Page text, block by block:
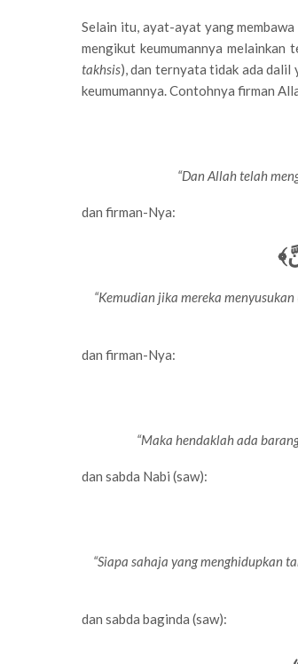
Selain itu, ayat-ayat yang membawa
mengikut keumumannya melainkan
takhsis), dan ternyata tidak ada dalil
keumumannya. Contohnya firman
“Dan Allah telah
dan firman-Nya:
“Kemudian jika mereka
dan firman-Nya:
“Maka hendaklah ada
dan sabda Nabi (saw):
“Siapa sahaja yang menghidupkan
dan sabda baginda (saw):